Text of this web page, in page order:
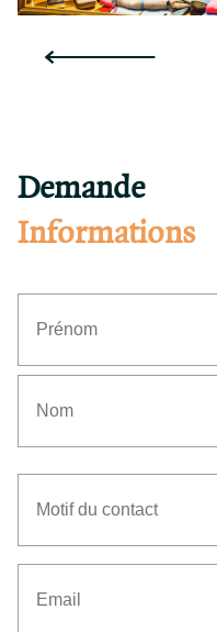
Demande
Informations
Prénom
du
contact